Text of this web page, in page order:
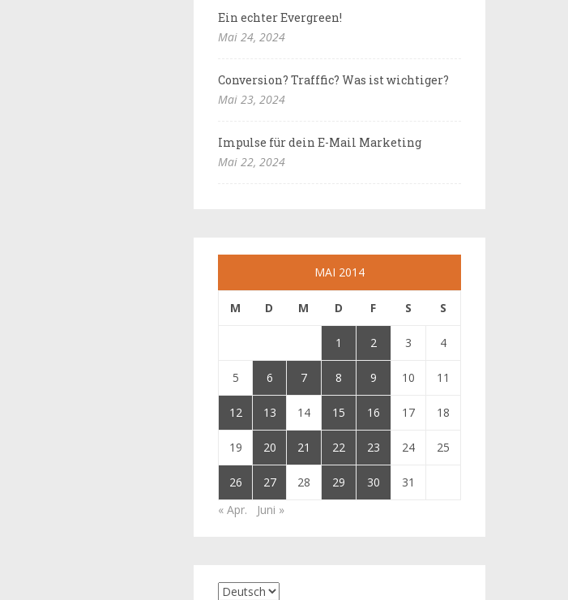
Ein echter Evergreen!
Mai 24, 2024
Conversion? Trafffic? Was ist wichtiger?
Mai 23, 2024
Impulse für dein E-Mail Marketing
Mai 22, 2024
MAI 2014
M D M D F S S
1 2 3 4
5 6 7 8 9 10 11
12 13 14 15 16 17 18
19 20 21 22 23 24 25
26 27 28 29 30
31
« Apr.
Juni »